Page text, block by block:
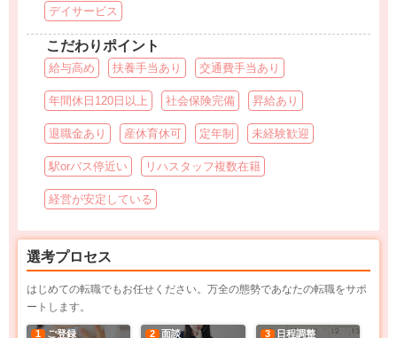
デイサービス
こだわりポイント
給与高め 扶養手当あり 交通費手当あり
年間休日120日以上 社会保険完備 昇給あり
退職金あり 産休育休可 定年制 未経験歓迎
駅orバス停近い リハスタッフ複数在籍
経営が安定している
選考プロセス
はじめての転職でもお任せください。万全の態勢であなたの転職をサポ
ートします。
1 ご登録 2 面談 3 日程調整